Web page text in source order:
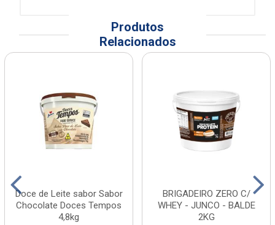
Produtos
Relacionados
Doce de Leite sabor Sabor
Chocolate Doces Tempos
4,8kg
BRIGADEIRO ZERO C/
WHEY - JUNCO - BALDE
2KG